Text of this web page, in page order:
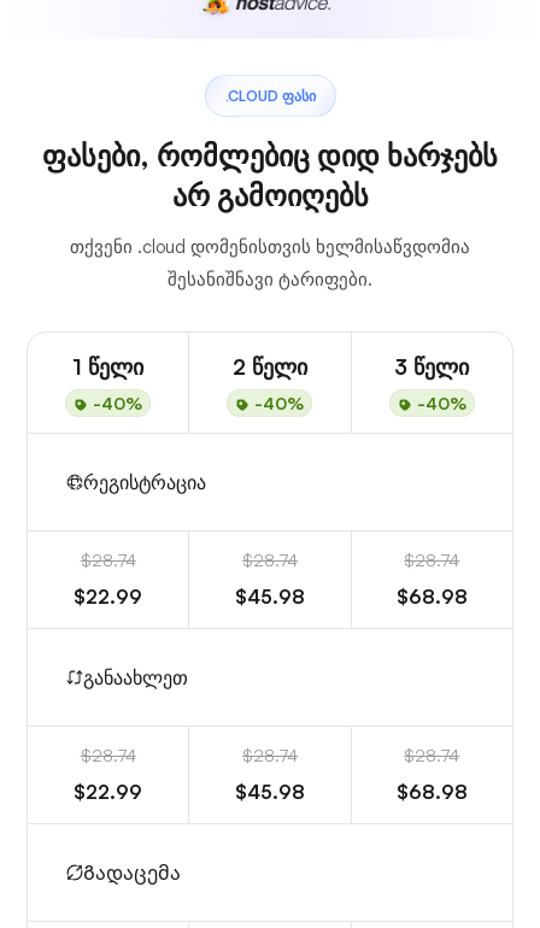
.CLOUD ᲤᲐᲡᲘ
ფასები, რომლებიც დიდ ხარჯებს
არ გამოიღებს
თქვენი .cloud დომენისთვის ხელმისაწვდომია
შესანიშნავი ტარიფები.
1 წელი
-40%
2 წელი
-40%
3 წელი
-40%
რეგისტრაცია
$28.74
$22.99
$28.74
$45.98
$28.74
$68.98
განაახლეთ
$28.74
$22.99
$28.74
$45.98
$28.74
$68.98
Გადაცემა